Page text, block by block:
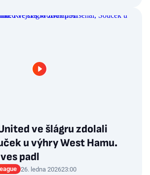
ve šlágru zdolali
u výhry West Hamu.
padl
26. ledna 202623:00